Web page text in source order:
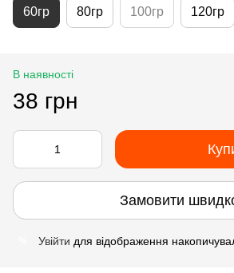
60гр 80гр 100гр 120гр
В наявності
38 грн
Замовити
Увійти для відображення